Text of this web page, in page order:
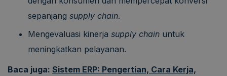
sepanjang supply chain.
Mengevaluasi kinerja supply chain untuk
meningkatkan pelayanan.
Baca juga: Sistem ERP: Pengertian, Cara Kerja,